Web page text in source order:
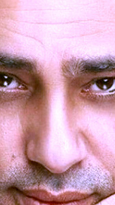
المصري يفقد قدرته على